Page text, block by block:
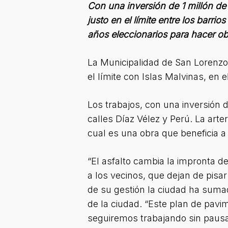
Con una inversión de 1 millón
justo en el límite entre los
años eleccionarios para hacer
La Municipalidad de San
el límite con Islas Malvinas, en
Los trabajos, con una inversión
calles Díaz Vélez y Perú. La
cual es una obra que beneficia
“El asfalto cambia la impronta
a los vecinos, que dejan de
de su gestión la ciudad ha
de la ciudad. “Este plan de
seguiremos trabajando sin